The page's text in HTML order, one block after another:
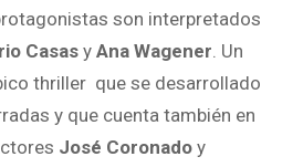
son interpretados
Casasy Ana Wagener. Un
thriller que se desarrollado
y que cuenta también en
José Coronado y